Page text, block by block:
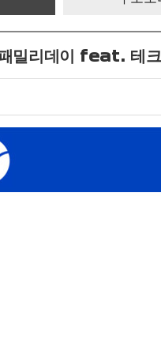
밀리데이 feat. 테크